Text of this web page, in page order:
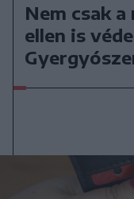
Nem csak
ellen is